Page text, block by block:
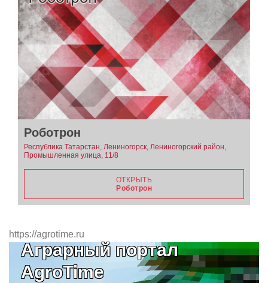
Роботрон
Республика Татарстан, Лениногорск, Лениногорский район,
Промышленная улица, 11/8
ОТКРЫТЬ
Роботрон
https://agrotime.ru
Аграрный портал
AgroTime